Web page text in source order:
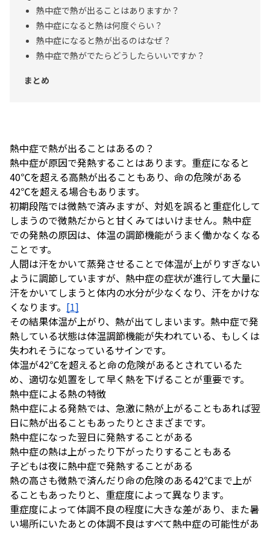
熱中症で熱が出ることはありますか？
熱中症になると熱は何度ぐらい？
熱中症になると熱が出るのはなぜ？
熱中症で熱がでたらどうしたらいいですか？
まとめ
熱中症で熱が出ることはあるの？
熱中症が原因で発熱することはあります。重症になると
40℃を超える高熱が出ることもあり、命の危険がある
42℃を超える場合もあります。
初期段階では微熱で済みますが、対処を誤ると重症化して
しまうので微熱だからと甘くみてはいけません。熱中症
での発熱の原因は、体温の調節機能がうまく働かなくなる
ことです。
人間は汗をかいて蒸発させることで体温が上がりすぎない
ように調節していますが、熱中症の症状が進行して大量に
汗をかいてしまうと体内の水分が少なくなり、汗をかけな
くなります。 [1]
その結果体温が上がり、熱が出てしまいます。熱中症で発
熱している状態は体温調節機能が失われている、もしくは
失われそうになっているサインです。
体温が42℃を超えると命の危険があるとされているた
め、適切な処置をして早く熱を下げることが重要です。
熱中症による熱の特徴
熱中症による発熱では、急激に熱が上がることもあれば翌
日に熱が出ることもあったりとさまざまです。
熱中症になった翌日に発熱することがある
熱中症の熱は上がったり下がったりすることもある
子どもは夜に熱中症で発熱することがある
熱の高さも微熱で済んだり命の危険のある42℃まで上が
ることもあったりと、重症度によって異なります。
重症度によって体調不良の程度に大きな差があり、また暑
い場所にいたあとの体調不良はすべて熱中症の可能性があ